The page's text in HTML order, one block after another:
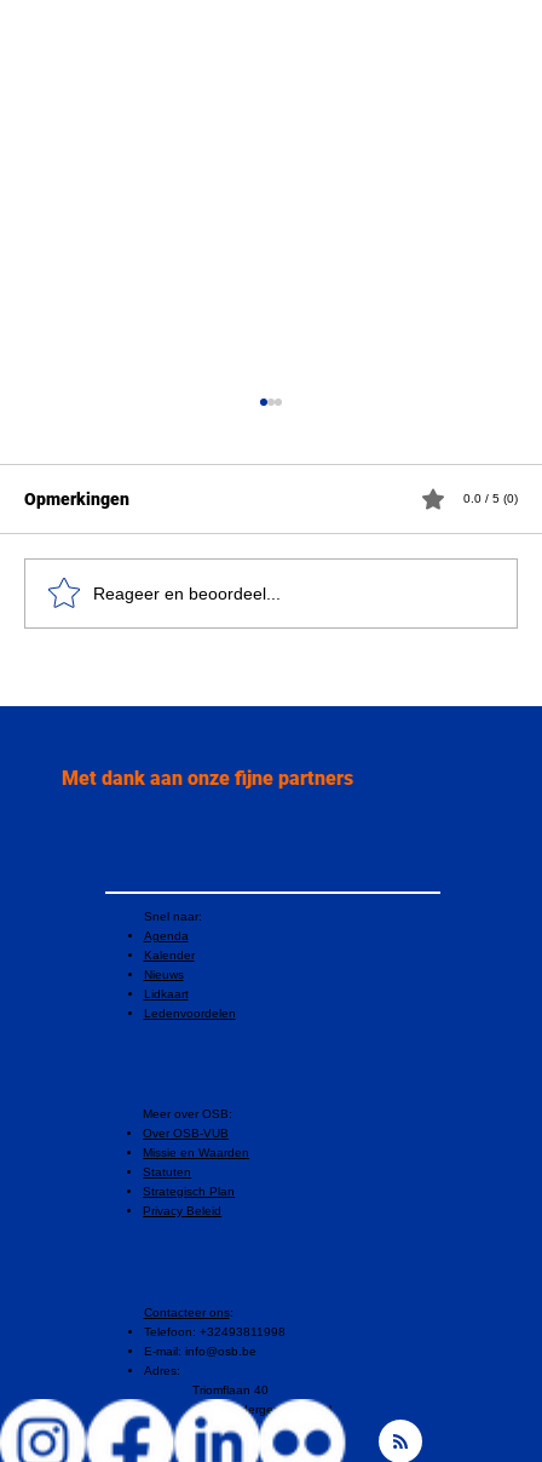
Albanese over Palestina, macht en
Opmerkingen 0.0 / 5 (0)
Reageer en beoordeel...
Met dank aan onze fijne partners
Snel naar:
Agenda
Kalender
Nieuws
Lidkaart
Ledenvoordelen
​Meer over OSB:
Over OSB-VUB
Missie en Waarden
Statuten
Strategisch Plan
Privacy Beleid
Contacteer ons:
Telefoon: +32493811998
E-mail: info@osb.be
Adres:
Triomflaan 40
1160 Oudergem, Brussel